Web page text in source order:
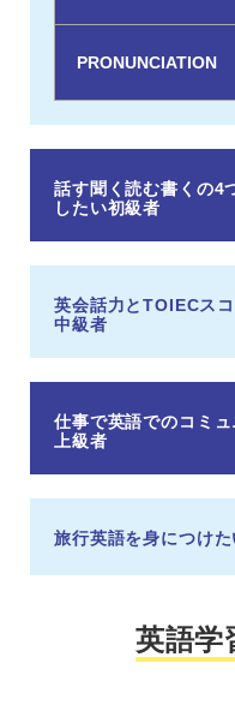
PRONUNCIATION
話す聞く読む書くの4
したい初級者
英会話力とTOIECス
中級者
仕事で英語でのコミ
上級者
旅行英語を身につけ
英語学